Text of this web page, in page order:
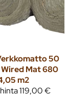
50
Mat 680
m2
119,00 €